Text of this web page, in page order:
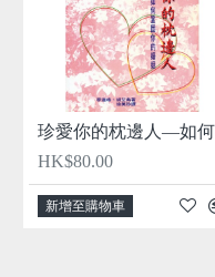
HK$80.00
新增至購物車